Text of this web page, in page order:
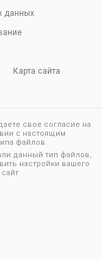
данных
Карта сайта
свое согласие на
с настоящим
файлов.
данный тип файлов,
настройки вашего